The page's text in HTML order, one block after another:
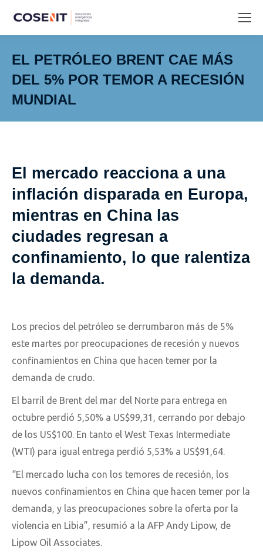
EL PETRÓLEO BRENT CAE MÁS
DEL 5% POR TEMOR A RECESIÓN
MUNDIAL
El mercado reacciona a una
inflación disparada en Europa,
mientras en China las
ciudades regresan a
confinamiento, lo que ralentiza
la demanda.
Los precios del petróleo se derrumbaron más de 5%
este martes por preocupaciones de recesión y nuevos
confinamientos en China que hacen temer por la
demanda de crudo.
El barril de Brent del mar del Norte para entrega en
octubre perdió 5,50% a US$99,31, cerrando por debajo
de los US$100. En tanto el West Texas Intermediate
(WTI) para igual entrega perdió 5,53% a US$91,64.
“El mercado lucha con los temores de recesión, los
nuevos confinamientos en China que hacen temer por la
demanda, y las preocupaciones sobre la oferta por la
violencia en Libia”, resumió a la AFP Andy Lipow, de
Lipow Oil Associates.